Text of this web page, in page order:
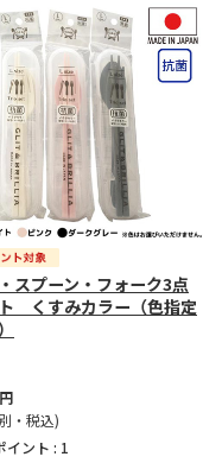
スプーン・フォーク3点
くすみカラー（色指定
円
・税込)
イント : 1